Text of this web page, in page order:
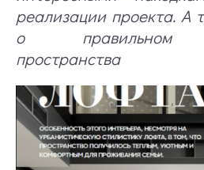
реализации проекта. А
о правильном
пространства